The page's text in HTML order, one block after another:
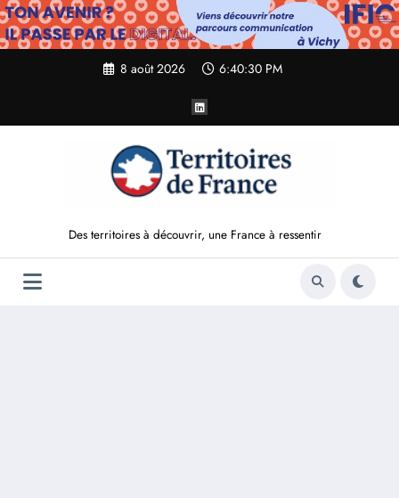
Aller
au
contenu
8 août 2026 6:40:32 PM
Des territoires à découvrir, une France à ressentir